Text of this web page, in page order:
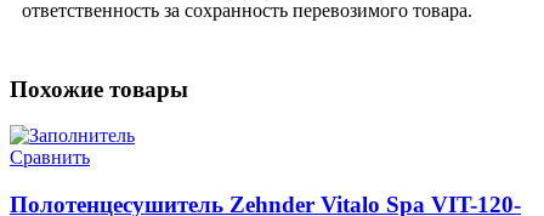
ответственность за сохранность перевозимого товара.
Похожие товары
Сравнить
Полотенцесушитель Zehnder Vitalo Spa VIT-120-